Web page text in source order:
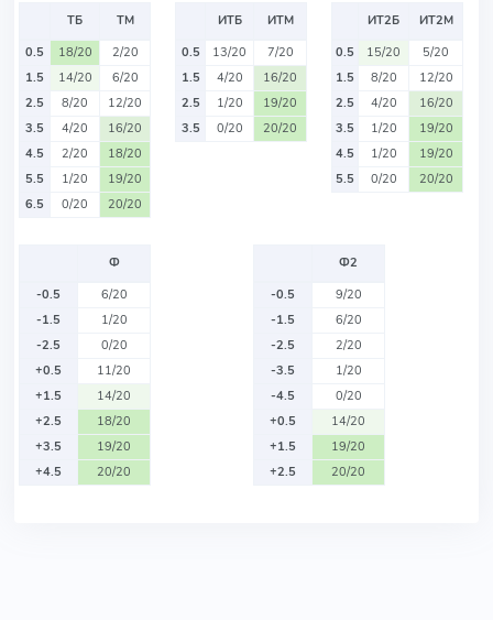
ТБ
ТМ
0.5
18/20
2/20
1.5
14/20
6/20
2.5
8/20
12/20
3.5
4/20
16/20
4.5
2/20
18/20
5.5
1/20
19/20
6.5
0/20 20/20
ИТБ
ИТМ
0.5
13/20
7/20
1.5
4/20
16/20
2.5
1/20
19/20
3.5
0/20 20/20
ИТ2Б
ИТ2М
0.5
15/20
5/20
1.5
8/20
12/20
2.5
4/20
16/20
3.5
1/20
19/20
4.5
1/20
19/20
5.5
0/20 20/20
Ф
-0.5
6/20
-1.5
1/20
-2.5
0/20
+0.5
11/20
+1.5
14/20
+2.5
18/20
+3.5
19/20
+4.5
20/20
Ф2
-0.5
9/20
-1.5
6/20
-2.5
2/20
-3.5
1/20
-4.5
0/20
+0.5
14/20
+1.5
19/20
+2.5
20/20